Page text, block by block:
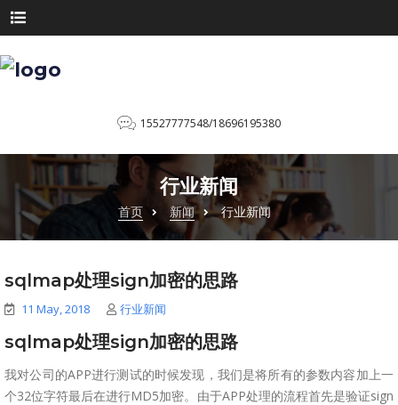
15527777548/18696195380
行业新闻
首页 新闻 行业新闻
sqlmap处理sign加密的思路
11 May, 2018 行业新闻
sqlmap处理sign加密的思路
我对公司的APP进行测试的时候发现，我们是将所有的参数内容加上一
个32位字符最后在进行MD5加密。由于APP处理的流程首先是验证sign